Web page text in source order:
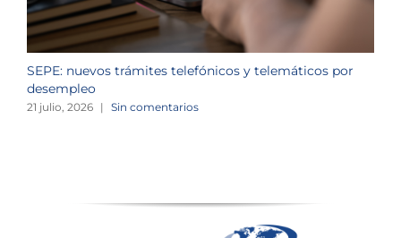
SEPE: nuevos trámites telefónicos y telemáticos por
desempleo
21 julio, 2026 | Sin comentarios